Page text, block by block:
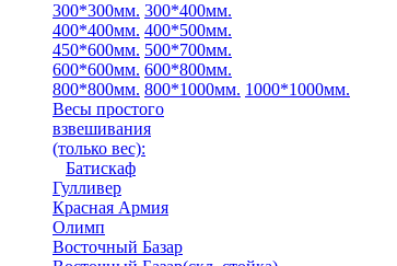
300*300мм. 300*400мм.
400*400мм. 400*500мм.
450*600мм. 500*700мм.
600*600мм. 600*800мм.
800*800мм. 800*1000мм. 1000*1000мм.
Весы простого
взвешивания
(только вес):
Батискаф
Гулливер
Красная Армия
Олимп
Восточный Базар